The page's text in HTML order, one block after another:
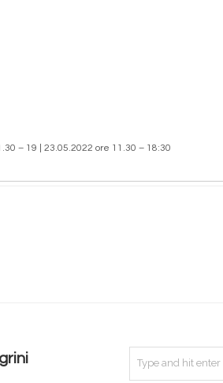
– 19 | 23.05.2022 ore 11.30 – 18:30